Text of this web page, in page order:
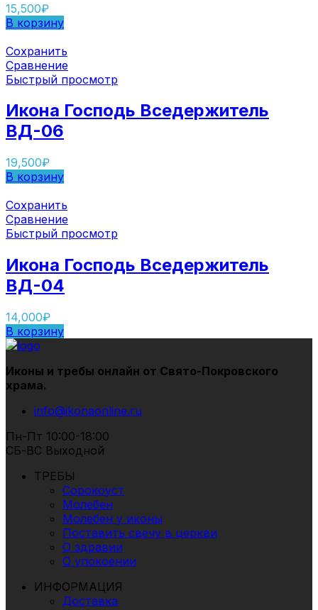
15,500₽
В корзину
Сохранить
Сравнение
Быстрый просмотр
Икона Господь Вседержитель
ВД-06
19,500₽
В корзину
Сохранить
Сравнение
Быстрый просмотр
Икона Господь Вседержитель
ВД-04
14,000₽
В корзину
Иконы и требы онлайн от Свято-Покровского
храма.
info@ikonaonline.ru
Пн-Пт 10:00-18:00
СБ-ВС Выходной
ТРЕБЫ
Сорокоуст
Молебен
Молебен у иконы
Поставить свечу в церкви
О здравии
О упокоении
ИНФОРМАЦИЯ
Доставка